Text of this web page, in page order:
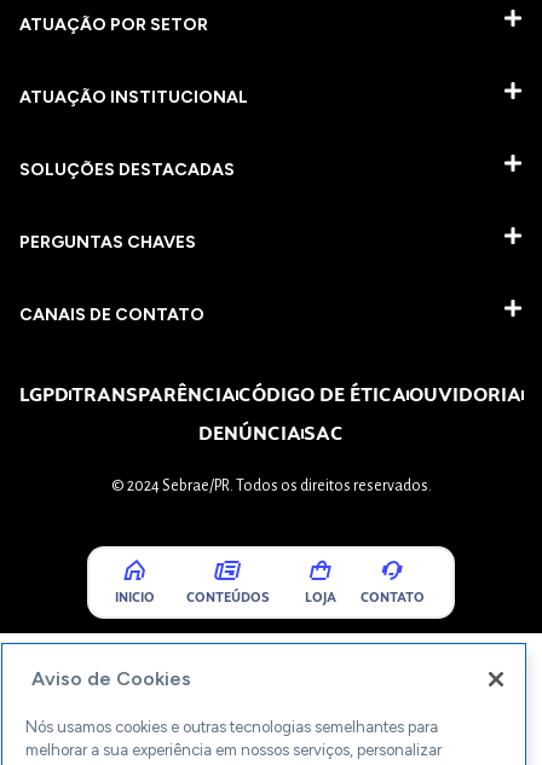
ATUAÇÃO POR SETOR
ATUAÇÃO INSTITUCIONAL
SOLUÇÕES DESTACADAS
PERGUNTAS CHAVES​
CANAIS DE CONTATO
LGPDTRANSPARÊNCIACÓDIGO DE ÉTICAOUVIDORIA
DENÚNCIASAC
© 2024 Sebrae/PR. Todos os direitos reservados.
INICIO CONTEÚDOS LOJA CONTATO
Aviso de Cookies
Nós usamos cookies e outras tecnologias semelhantes para
melhorar a sua experiência em nossos serviços, personalizar